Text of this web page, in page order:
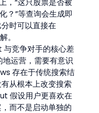
？”等查询会生成即
时可以直接在
。
竞争对手的核心差
运营，需要有意识
存在于传统搜索结
从根本上改变搜索
假设用户更喜欢在
而不是启动单独的